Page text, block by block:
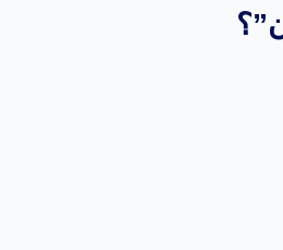
الجودة ليست شعارًا، بل